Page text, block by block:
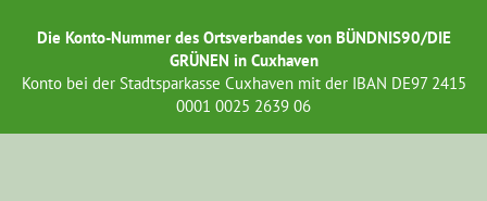
Die Konto-Nummer des Ortsverbandes von BÜNDNIS90/DIE
GRÜNEN in Cuxhaven
Konto bei der Stadtsparkasse Cuxhaven mit der IBAN DE97 2415
0001 0025 2639 06